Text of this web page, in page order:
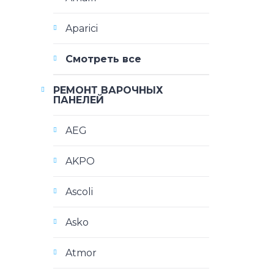
Aparici
Смотреть все
РЕМОНТ ВАРОЧНЫХ
ПАНЕЛЕЙ
AEG
AKPO
Ascoli
Asko
Atmor